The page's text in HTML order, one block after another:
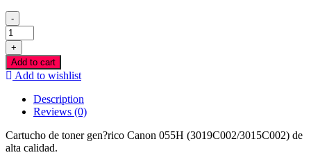
-
NO
CHIP
-
Canon
055H
Compativel
quantity
+
Add to cart
Add to wishlist
Description
Reviews (0)
Cartucho de toner gen?rico Canon 055H (3019C002/3015C002) de
alta calidad.